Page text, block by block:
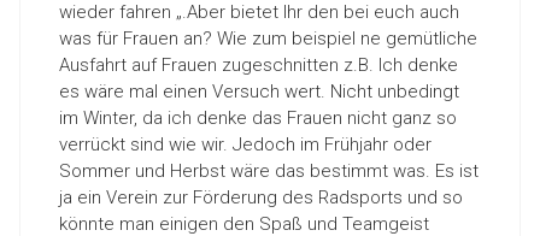
wieder fahren „.Aber bietet Ihr den bei euch auch
was für Frauen an? Wie zum beispiel ne gemütliche
Ausfahrt auf Frauen zugeschnitten z.B. Ich denke
es wäre mal einen Versuch wert. Nicht unbedingt
im Winter, da ich denke das Frauen nicht ganz so
verrückt sind wie wir. Jedoch im Frühjahr oder
Sommer und Herbst wäre das bestimmt was. Es ist
ja ein Verein zur Förderung des Radsports und so
könnte man einigen den Spaß und Teamgeist